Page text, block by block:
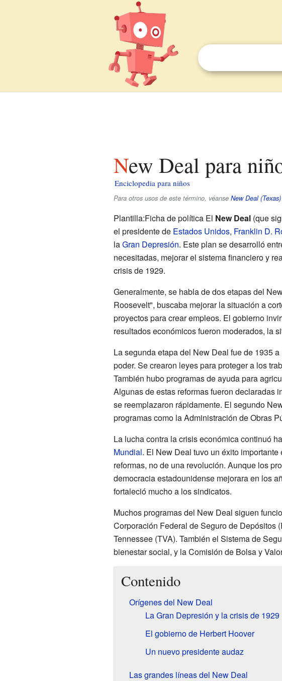
New Deal para
Enciclopedia para niños
Para otros usos de este término, véanse New Deal (Texas)
Plantilla:Ficha de política El New Deal(que
el presidente de Estados Unidos, Franklin D.
laGran Depresión. Este plan se desarrolló
necesitadas, mejorar el sistema financiero y
crisis de 1929.
Generalmente, se habla de dos etapas del
Roosevelt", buscaba mejorar la situación a
proyectos para crear empleos. El gobierno
resultados económicos fueron moderados, la
La segunda etapa del New Deal fue de 1935
poder. Se crearon leyes para proteger a los
También hubo programas de ayuda para
Algunas de estas reformas fueron declaradas
se reemplazaron rápidamente. El segundo
programas como la Administración de Obras
La lucha contra la crisis económica continuó
Mundial. El New Deal tuvo un éxito
reformas, no de una revolución. Aunque los
democracia estadounidense mejorara en los
fortaleció mucho a los sindicatos.
Muchos programas del New Deal siguen
Corporación Federal de Seguro de Depósitos
Tennessee (TVA). También el Sistema de
bienestar social, y la Comisión de Bolsa y
Contenido
Orígenes del New Deal
La Gran Depresión y la crisis de 1929
El gobierno de Herbert Hoover
Un nuevo presidente audaz
Las grandes líneas del New Deal